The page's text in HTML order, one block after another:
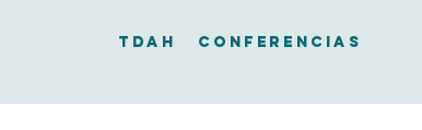
TDAH Conferencias